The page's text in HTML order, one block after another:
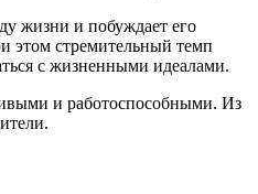
жизни и побуждает его
этом стремительный темп
с жизненными идеалами.
и работоспособными. Из